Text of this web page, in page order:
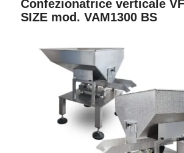
Confezionatrice verticale
SIZE mod. VAM1300 BS